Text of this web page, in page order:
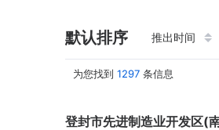
默认排序 推出时间
为您找到 1297 条信息
登封市先进制造业开发区(